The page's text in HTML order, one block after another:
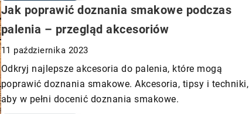
Jak poprawić doznania smakowe podczas
palenia – przegląd akcesoriów
11 października 2023
Odkryj najlepsze akcesoria do palenia, które mogą
poprawić doznania smakowe. Akcesoria, tipsy i techniki,
aby w pełni docenić doznania smakowe.